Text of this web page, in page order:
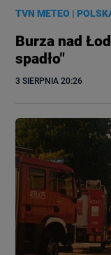
TVN METEO |
Burza nad
spadło"
3 SIERPNIA 20:26